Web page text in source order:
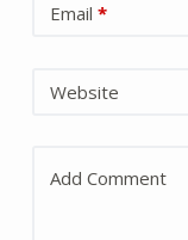
Email *
Website
Add Comment